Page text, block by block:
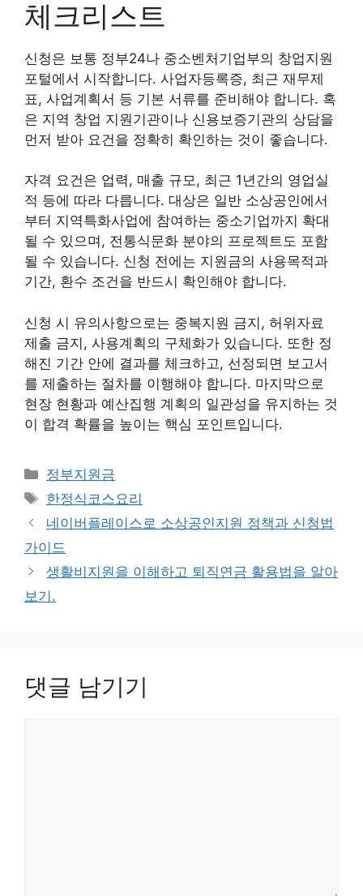
체크리스트
신청은 보통 정부24나 중소벤처기업부의 창업지원
포털에서 시작합니다. 사업자등록증, 최근 재무제
표, 사업계획서 등 기본 서류를 준비해야 합니다. 혹
은 지역 창업 지원기관이나 신용보증기관의 상담을
먼저 받아 요건을 정확히 확인하는 것이 좋습니다.
자격 요건은 업력, 매출 규모, 최근 1년간의 영업실
적 등에 따라 다릅니다. 대상은 일반 소상공인에서
부터 지역특화사업에 참여하는 중소기업까지 확대
될 수 있으며, 전통식문화 분야의 프로젝트도 포함
될 수 있습니다. 신청 전에는 지원금의 사용목적과
기간, 환수 조건을 반드시 확인해야 합니다.
신청 시 유의사항으로는 중복지원 금지, 허위자료
제출 금지, 사용계획의 구체화가 있습니다. 또한 정
해진 기간 안에 결과를 체크하고, 선정되면 보고서
를 제출하는 절차를 이행해야 합니다. 마지막으로
현장 현황과 예산집행 계획의 일관성을 유지하는 것
이 합격 확률을 높이는 핵심 포인트입니다.
카
테
리
정부지원금
태
그
한정식코스요리
네이버플레이스로 소상공인지원 정책과 신청법
가이드
생활비지원을 이해하고 퇴직연금 활용법을 알아
보기.
댓글 남기기